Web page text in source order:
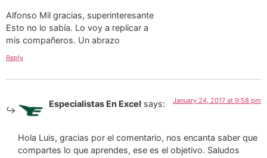
Alfonso Mil gracias, superinteresante
Esto no lo sabía. Lo voy a replicar a
mis compañeros. Un abrazo
Reply
Especialistas En Excel says: January 24, 2017 at 9:58 pm
Hola Luis, gracias por el comentario, nos encanta saber que
compartes lo que aprendes, ese es el objetivo. Saludos